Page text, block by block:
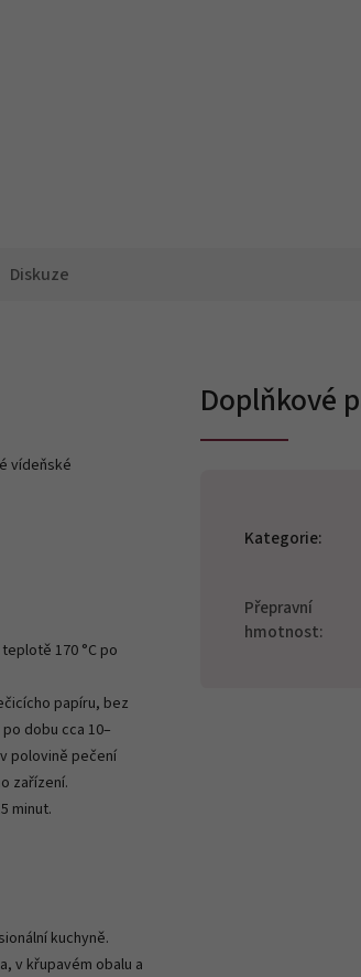
Diskuze
vídeňské
170 °C po
papíru, bez
dobu cca 10–
polovině pečení
zařízení.
minut.
kuchyně.
v křupavém obalu a
Doplňkové
Kategorie:
Přepravní
hmotnost: